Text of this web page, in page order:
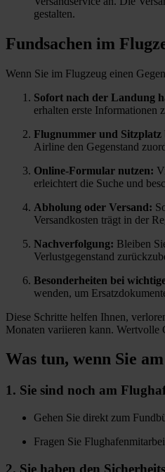
gestalten.
Fundsachen im
Wenn Sie im Flugzeug einen
Sofort nach der Landung
erhalten erste Informationen
Flugnummer und Sitzplatz
Airline den Gegenstand
Online-Formular nutzen:
erleichtert die Suche und
Abholung oder Versand:
Versandkosten trägt in der
Nachverfolgung: Bleiben
Verlustgegenstand
Besonderheiten bei
wenden, um
Diese Schritte helfen Ihnen,
Monaten variieren kann. Wertvolle
Was tun, wenn Sie
1. Sie sind noch am
Gehen Sie direkt zum
Fragen Sie
2. Sie haben den